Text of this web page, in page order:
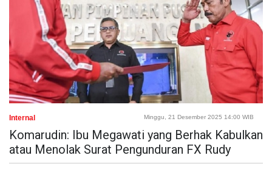
Internal Minggu, 21 Desember 2025 14:00 WIB
Komarudin: Ibu Megawati yang Berhak Kabulkan
atau Menolak Surat Pengunduran FX Rudy